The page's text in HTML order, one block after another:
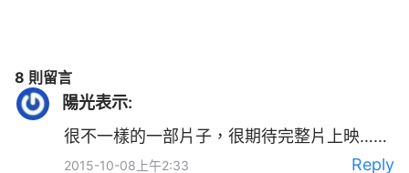
8 則留言
陽光表示:
2015-10-08上午2:33
很不一樣的一部片子，很期待完整片上映……
Reply